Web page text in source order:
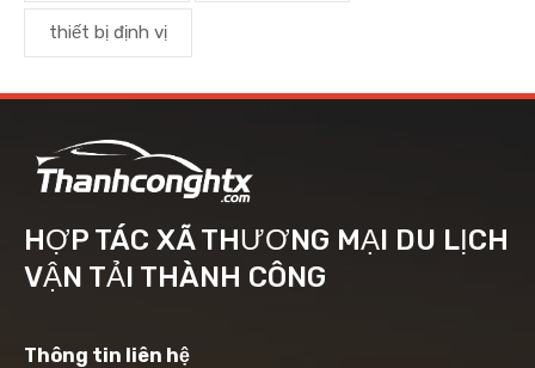
thiết bị định vị
HỢP TÁC XÃ THƯƠNG MẠI DU LỊCH
VẬN TẢI THÀNH CÔNG
Thông tin liên hệ